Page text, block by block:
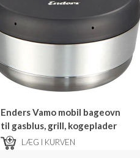
Enders Vamo mobil bageovn
til gasblus, grill, kogeplader
og Trangia.
LÆG I KURVEN